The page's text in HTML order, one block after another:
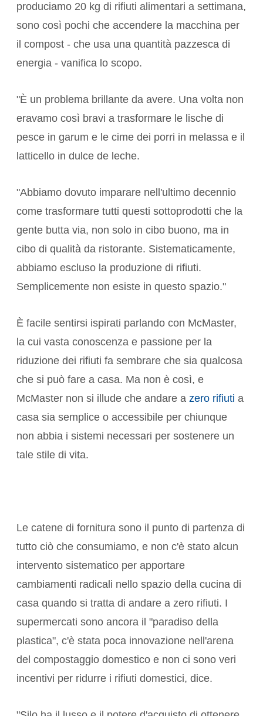
produciamo 20 kg di rifiuti alimentari a settimana,
sono così pochi che accendere la macchina per
il compost - che usa una quantità pazzesca di
energia - vanifica lo scopo.
"È un problema brillante da avere. Una volta non
eravamo così bravi a trasformare le lische di
pesce in garum e le cime dei porri in melassa e il
latticello in dulce de leche.
"Abbiamo dovuto imparare nell'ultimo decennio
come trasformare tutti questi sottoprodotti che la
gente butta via, non solo in cibo buono, ma in
cibo di qualità da ristorante. Sistematicamente,
abbiamo escluso la produzione di rifiuti.
Semplicemente non esiste in questo spazio."
È facile sentirsi ispirati parlando con McMaster,
la cui vasta conoscenza e passione per la
riduzione dei rifiuti fa sembrare che sia qualcosa
che si può fare a casa. Ma non è così, e
McMaster non si illude che andare a zero rifiuti a
casa sia semplice o accessibile per chiunque
non abbia i sistemi necessari per sostenere un
tale stile di vita.
Le catene di fornitura sono il punto di partenza di
tutto ciò che consumiamo, e non c'è stato alcun
intervento sistematico per apportare
cambiamenti radicali nello spazio della cucina di
casa quando si tratta di andare a zero rifiuti. I
supermercati sono ancora il "paradiso della
plastica", c'è stata poca innovazione nell'arena
del compostaggio domestico e non ci sono veri
incentivi per ridurre i rifiuti domestici, dice.